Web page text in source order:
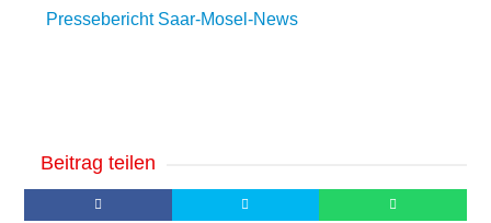
Pressebericht Saar-Mosel-News
Beitrag teilen